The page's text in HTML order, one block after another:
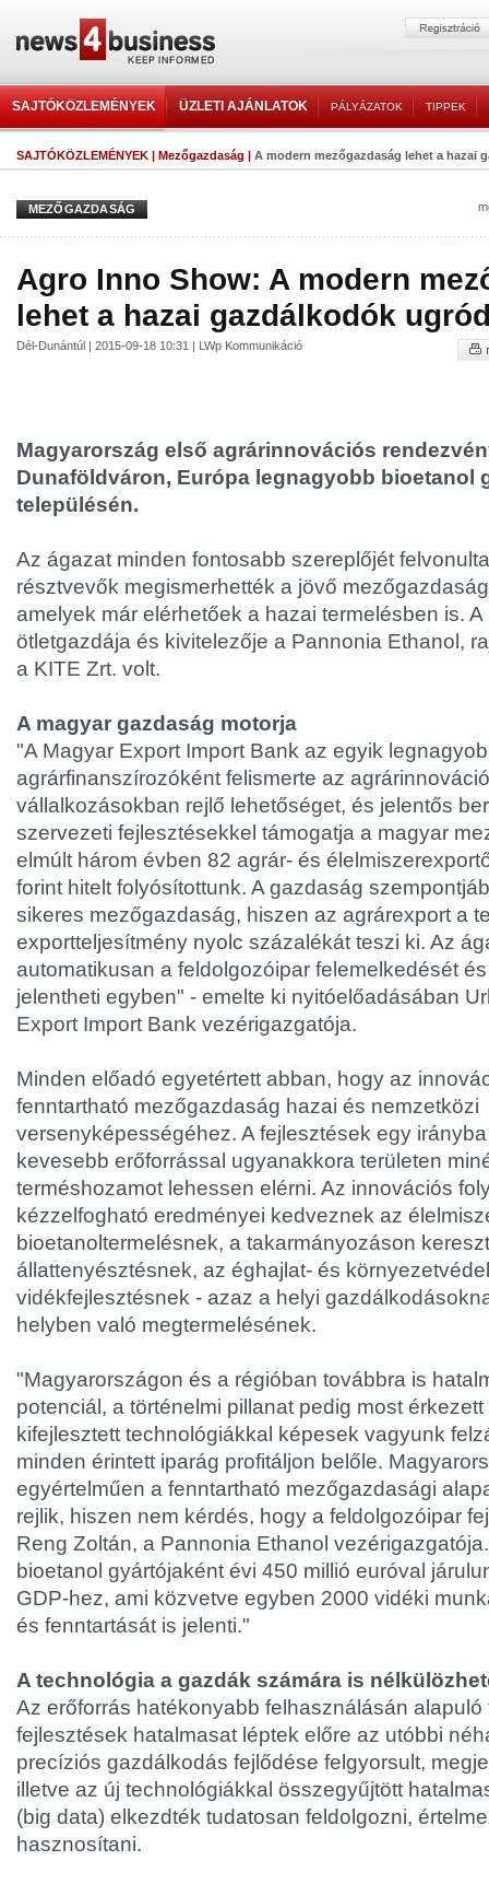
SAJTÓKÖZLEMÉNYEK ÜZLETI AJÁNLATOK PÁLYÁZATOK TIPPEK
SAJTÓKÖZLEMÉNYEK | Mezőgazdaság | A modern mezőgazdaság lehet a hazai
MEZŐGAZDASÁG
Agro Inno Show: A modern
lehet a hazai gazdálkodók
Dél-Dunántúl | 2015-09-18 10:31 | LWp Kommunikáció
Magyarország első agrárinnovációs
Dunaföldváron, Európa legnagyobb bioetanol
településén.
Az ágazat minden fontosabb szereplőjét
résztvevők megismerhették a jövő
amelyek már elérhetőek a hazai termelésben is.
ötletgazdája és kivitelezője a Pannonia Ethanol,
a KITE Zrt. volt.
A magyar gazdaság motorja
"A Magyar Export Import Bank az egyik
agrárfinanszírozóként felismerte az
vállalkozásokban rejlő lehetőséget, és jelentős
szervezeti fejlesztésekkel támogatja a magyar
elmúlt három évben 82 agrár- és
forint hitelt folyósítottunk. A gazdaság
sikeres mezőgazdaság, hiszen az agrárexport a
exportteljesítmény nyolc százalékát teszi ki. Az
automatikusan a feldolgozóipar felemelkedését
jelentheti egyben" - emelte ki nyitóelőadásában
Export Import Bank vezérigazgatója.
Minden előadó egyetértett abban, hogy az
fenntartható mezőgazdaság hazai és nemzetközi
versenyképességéhez. A fejlesztések egy
kevesebb erőforrással ugyanakkora területen
terméshozamot lehessen elérni. Az innovációs
kézzelfogható eredményei kedveznek az
bioetanoltermelésnek, a takarmányozáson
állattenyésztésnek, az éghajlat- és
vidékfejlesztésnek - azaz a helyi
helyben való megtermelésének.
"Magyarországon és a régióban továbbra is
potenciál, a történelmi pillanat pedig most
kifejlesztett technológiákkal képesek vagyunk
minden érintett iparág profitáljon belőle.
egyértelműen a fenntartható mezőgazdasági
rejlik, hiszen nem kérdés, hogy a feldolgozóipar
Reng Zoltán, a Pannonia Ethanol
bioetanol gyártójaként évi 450 millió euróval
GDP-hez, ami közvetve egyben 2000 vidéki
és fenntartását is jelenti."
A technológia a gazdák számára is
Az erőforrás hatékonyabb felhasználásán alapuló
fejlesztések hatalmasat léptek előre az utóbbi
precíziós gazdálkodás fejlődése felgyorsult,
illetve az új technológiákkal összegyűjtött
(big data) elkezdték tudatosan feldolgozni,
hasznosítani.